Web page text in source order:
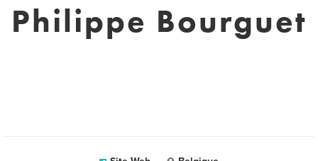
Philippe Bourguet